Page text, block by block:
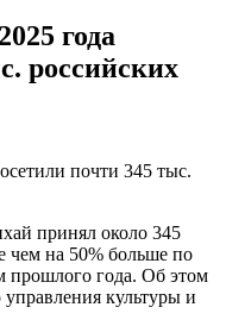
года
российских
принял около 345
чем на 50% больше по
прошлого года. Об этом
культуры и